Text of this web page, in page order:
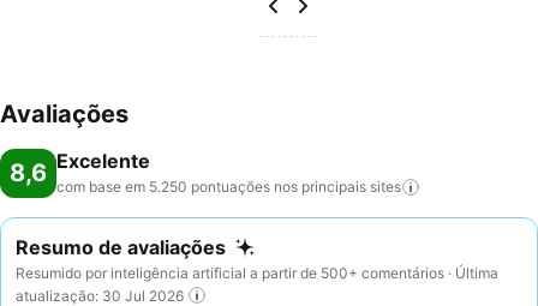
Avaliações
8,6 Excelente
com base em 5.250 pontuações nos principais sites
Resumo de avaliações
Resumido por inteligência artificial a partir de 500+ comentários · Última
atualização: 30 Jul 2026